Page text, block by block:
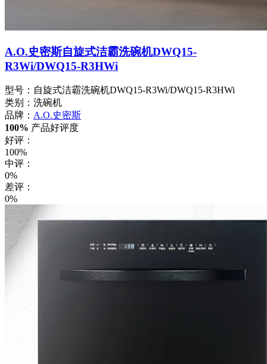
A.O.史密斯自旋式洁霸洗碗机DWQ15-
R3Wi/DWQ15-R3HWi
型号：自旋式洁霸洗碗机DWQ15-R3Wi/DWQ15-R3HWi
类别：洗碗机
品牌： A.O.史密斯
100% 产品好评度
好评：
100%
中评：
0%
差评：
0%